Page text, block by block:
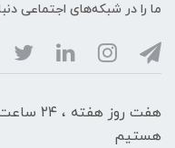
ما را در شبکه‌های اجتماعی
هفت روز
هستیم